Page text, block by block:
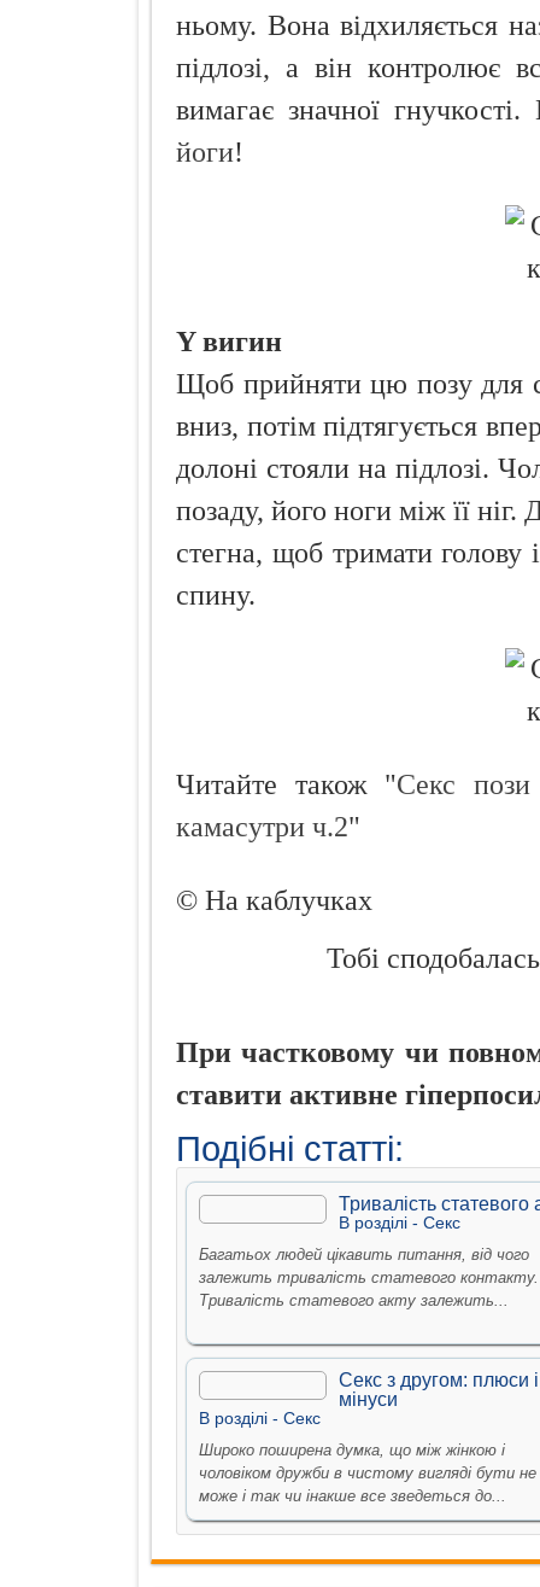
ньому. Вона відхиляється
підлозі, а він контролює
вимагає значної
йоги!
Y вигин
Щоб прийняти цю позу для
вниз, потім підтягується
долоні стояли на підлозі.
позаду, його ноги між її ніг.
стегна, щоб тримати голову
спину.
Читайте також "Секс
камасутри ч.2"
© На каблучках
Тобі
При частковому чи
ставити активне
Подібні статті:
Тривалість статевого
В рoздiлi - Секс
Багатьох людей цікавить питання, від чого
залежить тривалість статевого контакту.
Тривалість статевого акту залежить...
Секс з другом: плюси і
мінуси
В рoздiлi - Секс
Широко поширена думка, що між жінкою і
чоловіком дружби в чистому вигляді бути не
може і так чи інакше все зведеться до...